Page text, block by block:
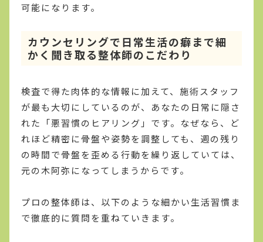
可能になります。
カウンセリングで日常生活の癖まで細
かく聞き取る整体師のこだわり
検査で得た肉体的な情報に加えて、施術スタッフ
が最も大切にしているのが、あなたの日常に隠さ
れた「悪習慣のヒアリング」です。なぜなら、ど
れほど精密に骨盤や姿勢を調整しても、週の残り
の時間で骨盤を歪める行動を繰り返していては、
元の木阿弥になってしまうからです。
プロの整体師は、以下のような細かい生活習慣ま
で徹底的に質問を重ねていきます。